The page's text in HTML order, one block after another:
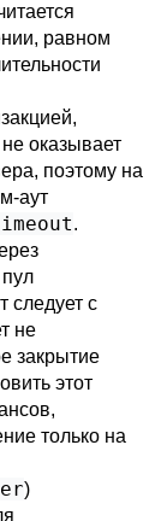
равном
оказывает
поэтому на
аут
.
следует с
не
закрытие
этот
только на
)